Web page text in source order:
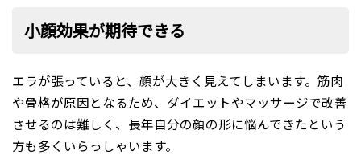
小顔効果が期待できる
エラが張っていると、顔が大きく見えてしまいます。筋肉
や骨格が原因となるため、ダイエットやマッサージで改善
させるのは難しく、長年自分の顔の形に悩んできたという
方も多くいらっしゃいます。